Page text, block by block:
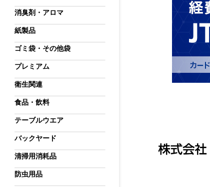
消臭剤・アロマ
紙製品
ゴミ袋・その他袋
プレミアム
衛生関連
食品・飲料
テーブルウエア
バックヤード
清掃用消耗品
防虫用品